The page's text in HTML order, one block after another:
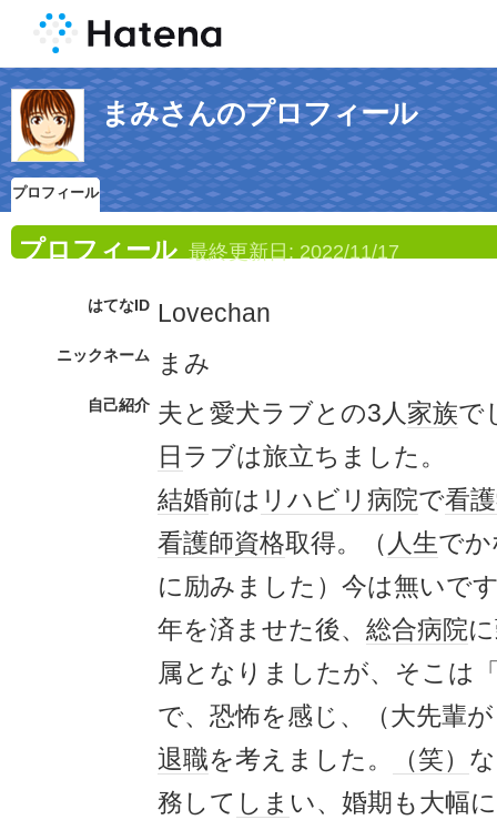
まみさんのプロフィール
プロフィール
プロフィール 最終更新日: 2022/11/17
はてなID Lovechan
ニックネーム まみ
自己紹介 夫と愛犬ラブとの3人家族で
日 ラブは旅立ちました。
結婚前は リハビリ病院で看
看護師資格取得。（ 人生で
に励みました）今は無いで
年を済ませた後、 総合病院
属となりましたが、そこは
で、恐怖を感じ、（大先輩
退職を考えました。 （笑）
務して しま い、婚期も大幅